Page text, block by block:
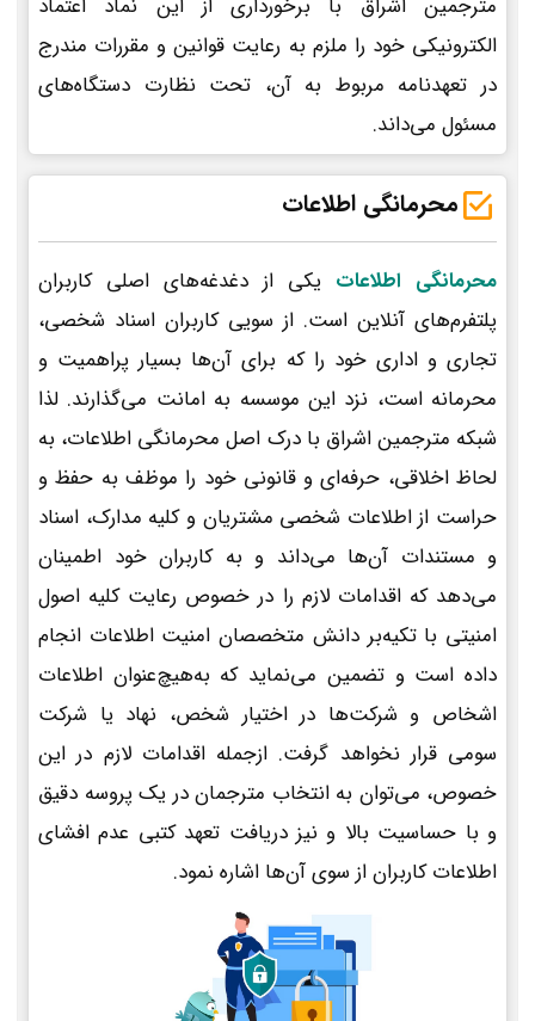
مترجمین اشراق با برخورداری از این نماد اعتماد
الکترونیکی خود را ملزم به رعایت قوانین و مقررات مندرج
در تعهدنامه مربوط به آن، تحت نظارت دستگاه‌های
مسئول می‌داند.
محرمانگی اطلاعات
محرمانگی اطلاعات یکی از دغدغه‌های اصلی کاربران
پلتفرم‌های آنلاین است. از سویی کاربران اسناد شخصی،
تجاری و اداری خود را که برای آن‌ها بسیار پراهمیت و
محرمانه است، نزد این موسسه به امانت می‌گذارند. لذا
شبکه مترجمین اشراق با درک اصل محرمانگی اطلاعات، به
لحاظ اخلاقی، حرفه‌ای و قانونی خود را موظف به حفظ و
حراست از اطلاعات شخصی مشتریان و کلیه مدارک، اسناد
و مستندات آن‌ها می‌داند و به کاربران خود اطمینان
می‌دهد که اقدامات لازم را در خصوص رعایت کلیه اصول
امنیتی با تکیه‌بر دانش متخصصان امنیت اطلاعات انجام
داده است و تضمین می‌نماید که به‌هیچ‌عنوان اطلاعات
اشخاص و شرکت‌ها در اختیار شخص، نهاد یا شرکت
سومی قرار نخواهد گرفت. ازجمله اقدامات لازم در این
خصوص، می‌توان به انتخاب مترجمان در یک پروسه دقیق
و با حساسیت بالا و نیز دریافت تعهد کتبی عدم افشای
اطلاعات کاربران از سوی آن‌ها اشاره نمود.